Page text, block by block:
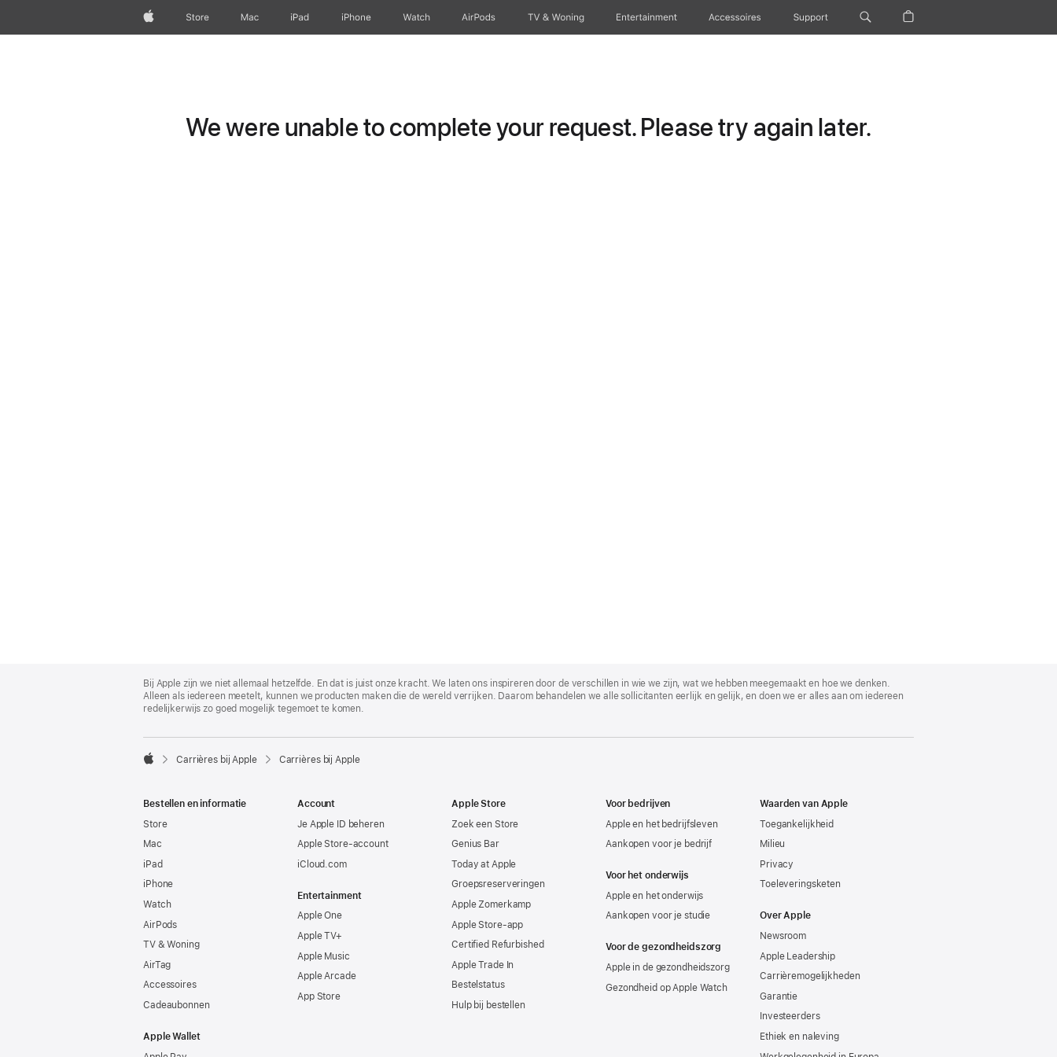
AppleStore Mac iPad iPhone Watch AirPods TV & Woning Entertainment Accessoires Support
We were unable to complete your request. Please try again later.
Footer
Bij Apple zijn we niet allemaal hetzelfde. En dat is juist onze kracht. We laten ons inspireren door de verschillen in wie we zijn, wat we hebben meegemaakt en hoe we denken.
Alleen als iedereen meetelt, kunnen we producten maken die de wereld verrijken. Daarom behandelen we alle sollicitanten eerlijk en gelijk, en doen we er alles aan om iedereen
redelijkerwijs zo goed mogelijk tegemoet te komen.

Carrières bij Apple Carrières bij Apple
Bestellen en informatie
Store
Mac
iPad
iPhone
Watch
AirPods
TV & Woning
AirTag
Accessoires
Cadeaubonnen
Apple Wallet
Account
Je Apple ID beheren
Apple Store-account
iCloud.com
Entertainment
Apple One
Apple TV+
Apple Music
Apple Arcade
App Store
Apple Store
Zoek een Store
Genius Bar
Today at Apple
Groepsreserveringen
Apple Zomerkamp
Apple Store-app
Certified Refurbished
Apple Trade In
Bestelstatus
Hulp bij bestellen
Voor bedrijven
Apple en het bedrijfsleven
Aankopen voor je bedrijf
Voor het onderwijs
Apple en het onderwijs
Aankopen voor je studie
Voor de gezondheidszorg
Apple in de gezondheidszorg
Gezondheid op Apple Watch
Waarden van Apple
Toegankelijkheid
Milieu
Privacy
Toeleveringsketen
Over Apple
Newsroom
Apple Leadership
Carrièremogelijkheden
Garantie
Investeerders
Ethiek en naleving